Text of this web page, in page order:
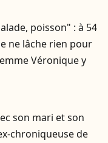
poisson" : à 54
ne lâche rien pour
Véronique y
son mari et son
chroniqueuse de